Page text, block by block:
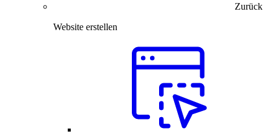
Zurück
Website erstellen